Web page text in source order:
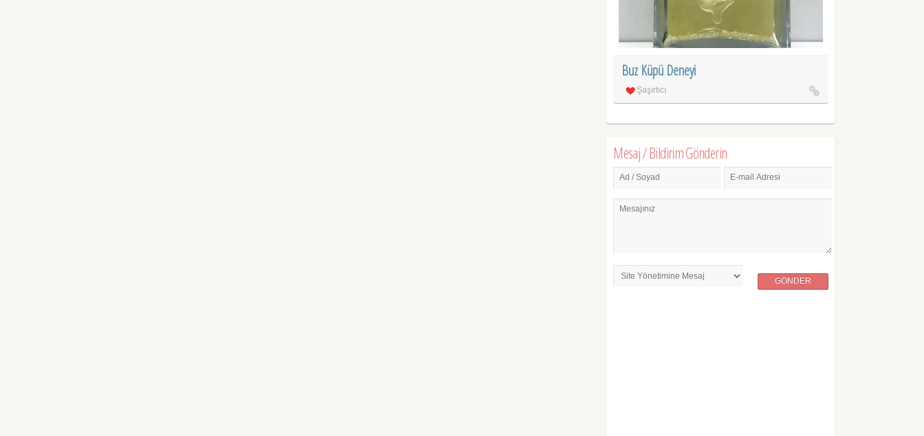
Buz Küpü Deneyi
Şaşırtıcı
Mesaj / Bildirim Gönderin
Ad / Soyad E-mail Adresi
Mesajınız
GÖNDER